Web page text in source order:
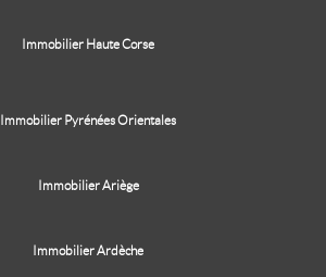
Immobilier Haute Corse
Immobilier Pyrénées Orientales
Immobilier Ariège
Immobilier Ardèche